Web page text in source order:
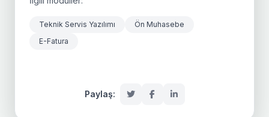
Teknik Servis Yazılımı
Ön Muhasebe
E-Fatura
Paylaş: